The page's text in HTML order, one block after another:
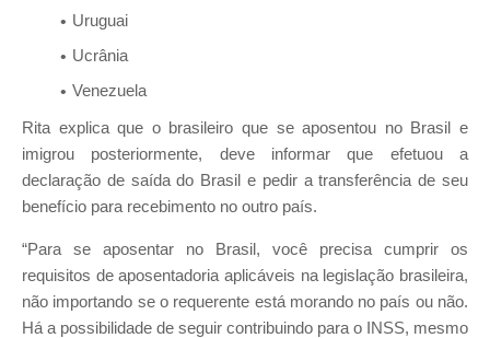
Uruguai
Ucrânia
Venezuela
Rita explica que o brasileiro que se aposentou no Brasil e
imigrou posteriormente, deve informar que efetuou a
declaração de saída do Brasil e pedir a transferência de seu
benefício para recebimento no outro país.
“Para se aposentar no Brasil, você precisa cumprir os
requisitos de aposentadoria aplicáveis na legislação brasileira,
não importando se o requerente está morando no país ou não.
Há a possibilidade de seguir contribuindo para o INSS, mesmo